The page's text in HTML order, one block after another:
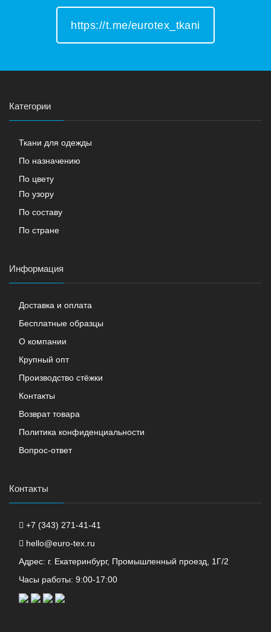
https://t.me/eurotex_tkani
Категории
Ткани для одежды
По назначению
По цвету
По узору
По составу
По стране
Информация
Доставка и оплата
Бесплатные образцы
О компании
Крупный опт
Производство стёжки
Контакты
Возврат товара
Политика конфиденциальности
Вопрос-ответ
Контакты
+7 (343) 271-41-41
hello@euro-tex.ru
Адрес: г. Екатеринбург, Промышленный проезд, 1Г/2
Часы работы: 9:00-17:00